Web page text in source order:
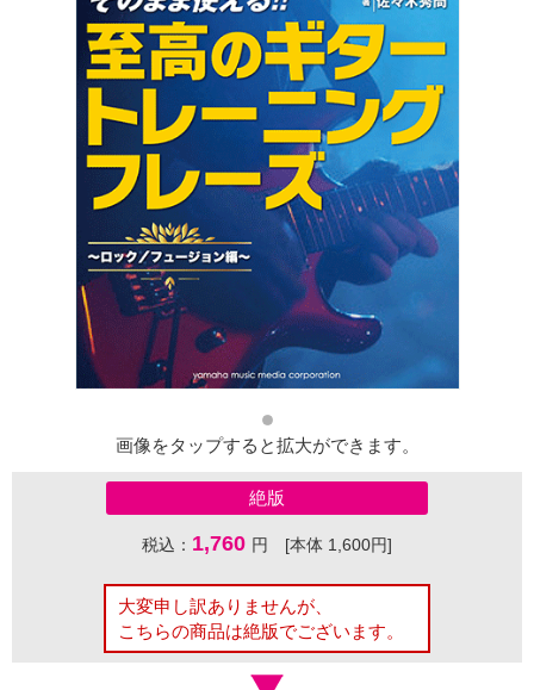
画像をタップすると拡大ができます。
絶版
税込： 1,760 円 [本体 1,600円]
大変申し訳ありませんが、
こちらの商品は絶版でございます。